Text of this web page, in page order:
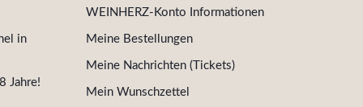
in
Jahre!
WEINHERZ-Konto Informationen
Meine Bestellungen
Meine Nachrichten (Tickets)
Mein Wunschzettel